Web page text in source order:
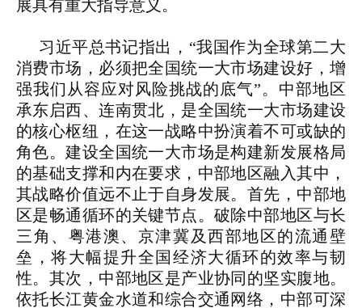
展具有重大指导意义。
习近平总书记指出，“我国作为全球第二大
消费市场，必须把全国统一大市场建设好，增
强我们从容应对风险挑战的底气”。中部地区
承东启西、连南贯北，是全国统一大市场建设
的核心枢纽，在这一战略中扮演着不可或缺的
角色。建设全国统一大市场是构建新发展格局
的基础支撑和内在要求，中部地区融入其中，
其战略价值远不止于自身发展。首先，中部地
区是畅通循环的关键节点。破除中部地区与长
三角、粤港澳、京津冀及西部地区的流通壁
垒，将大幅提升全国经济大循环的效率与韧
性。其次，中部地区是产业协同的坚实腹地。
依托长江黄金水道和综合交通网络，中部可深